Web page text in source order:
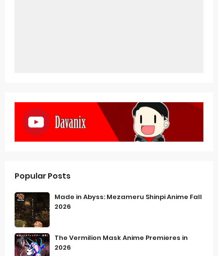
Popular Posts
Made in Abyss: Mezameru Shinpi Anime Fall
2026
The Vermilion Mask Anime Premieres in
2026